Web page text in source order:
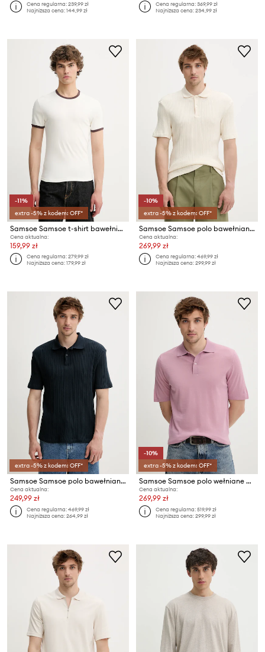
Cena regularna:239,99 zł
Najniższa cena:144,99 zł
Cena regularna:369,99 zł
Najniższa cena:234,99 zł
-11%
extra -5% z kodem: OFF*
Samsoe Samsoe t-shirt bawełniany SATOD
Cena aktualna:
159,99 zł
Cena regularna:279,99 zł
Najniższa cena:179,99 zł
-10%
extra -5% z kodem: OFF*
Samsoe Samsoe polo bawełniane SAKEVIN
Cena aktualna:
269,99 zł
Cena regularna:469,99 zł
Najniższa cena:299,99 zł
extra -5% z kodem: OFF*
Samsoe Samsoe polo bawełniane SAKEVIN
Cena aktualna:
249,99 zł
Cena regularna:469,99 zł
Najniższa cena:264,99 zł
-10%
extra -5% z kodem: OFF*
Samsoe Samsoe polo wełniane SAROWAN
Cena aktualna:
269,99 zł
Cena regularna:519,99 zł
Najniższa cena:299,99 zł